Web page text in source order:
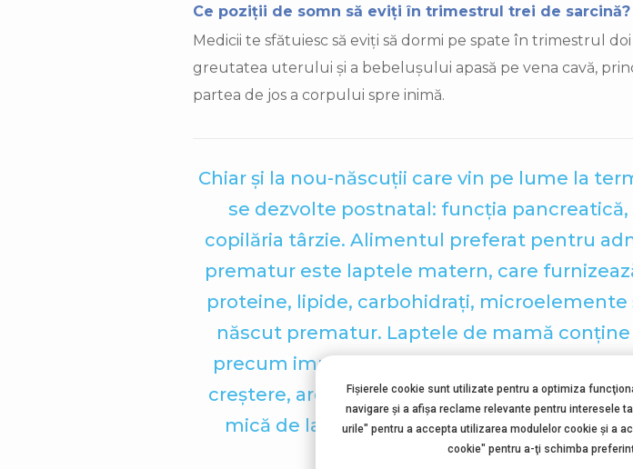
Ce poziții de somn să eviți în trimestrul trei de sarcină?
Medicii te sfătuiesc să eviți să dormi pe spate în trimestrul
greutatea uterului și a bebelușului apasă pe vena cavă,
partea de jos a corpului spre inimă.
Chiar și la nou-născuții care vin pe lume la
se dezvolte postnatal: funcția
copilăria târzie. Alimentul preferat pentru
prematur este laptele matern, care
proteine, lipide, carbohidraţi,
născut prematur. Laptele de mamă
precum imunglobulină A, leucocite,
creştere, are o cantitate mai mare de
mică de lactoză în comparaţie cu laptele
diferenţe care persistă
Fișierele cookie sunt utilizate pentru a optimiza
navigare şi a afişa reclame relevante pentru interesele
urile" pentru a accepta utilizarea modulelor cookie şi a
cookie" pentru a-ţi schimba